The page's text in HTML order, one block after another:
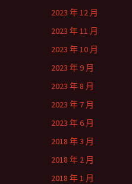
2023 年 12 月
2023 年 11 月
2023 年 10 月
2023 年 9 月
2023 年 8 月
2023 年 7 月
2023 年 6 月
2018 年 3 月
2018 年 2 月
2018 年 1 月